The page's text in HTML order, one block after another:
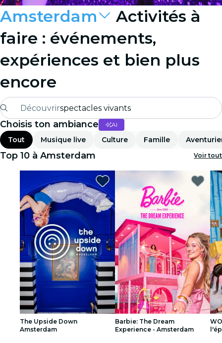
Amsterdam
Activités à
faire : événements,
expériences et bien plus
encore
Découvrirspectacles vivants
Madrid
Candlelight
Londres
expériences et villes
São Paulo
expositions
Séoul
visites urbaines
concerts
restaurants
Choisis ton ambiance AI
Tout Musique live Culture Famille
Top 10 à Amsterdam Voir tout
The Upside Down
Amsterdam
Barbie: The Dream
Experience - Amsterdam